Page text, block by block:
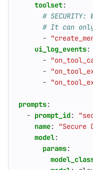
toolset:
# SECURITY:
# It can
-
ui_log_events:
-
-
-
prompts:
- prompt_id:
name:
"Secure
model:
params: